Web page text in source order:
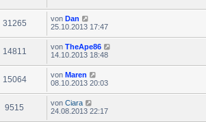
31265 von Dan
25.10.2013 17:47
14811 von TheApe86
14.10.2013 18:48
15064 von Maren
08.10.2013 20:03
9515 von Ciara
24.08.2013 22:17